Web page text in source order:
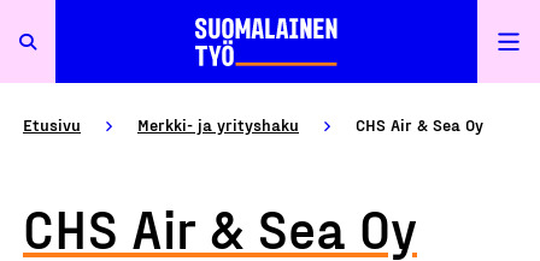
Etusivu Merkki- ja yrityshaku CHS Air & Sea Oy
CHS Air & Sea Oy